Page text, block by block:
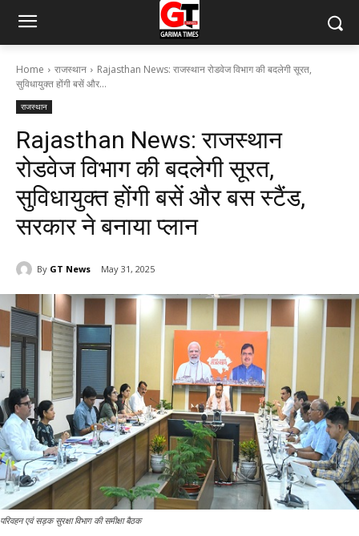
Home राजस्थान
Rajasthan News: राजस्थान रोडवेज विभाग की बदलेगी सूरत,
सुविधायुक्त होंगी बसें और...
राजस्थान
Rajasthan News: राजस्थान
रोडवेज विभाग की बदलेगी सूरत,
सुविधायुक्त होंगी बसें और बस स्टैंड,
सरकार ने बनाया प्लान
By GT News May 31, 2025
परिवहन एवं सड़क सुरक्षा विभाग की समीक्षा बैठक